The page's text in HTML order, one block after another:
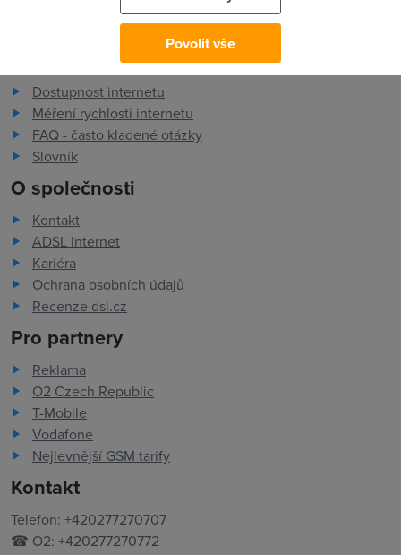
Pro zákazníky
Dostupnost internetu
Měření rychlosti internetu
FAQ - často kladené otázky
Slovník
O společnosti
Kontakt
ADSL Internet
Kariéra
Ochrana osobních údajů
Recenze dsl.cz
Pro partnery
Reklama
O2 Czech Republic
T-Mobile
Vodafone
Nejlevnější GSM tarify
Kontakt
Telefon: +420277270707
☎ O2: +420277270772
Povolit vše